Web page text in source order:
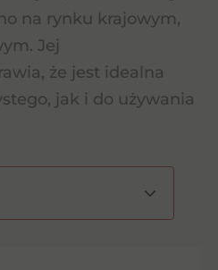
na rynku krajowym,
Jej
że jest idealna
jak i do używania